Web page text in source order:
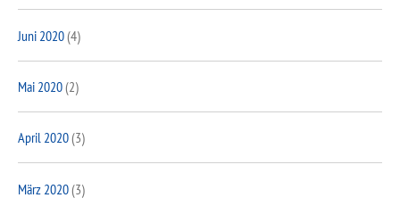
Juni 2020(4)
Mai 2020(2)
April 2020(3)
März 2020(3)